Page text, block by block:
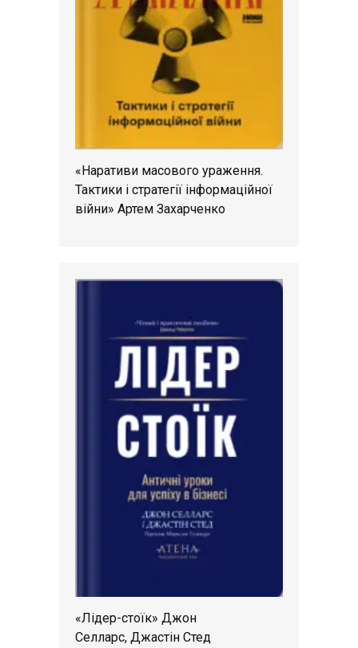
«Наративи масового ураження.
Тактики і стратегії інформаційної
війни» Артем Захарченко
«Лідер-стоїк» Джон
Селларс, Джастін Стед